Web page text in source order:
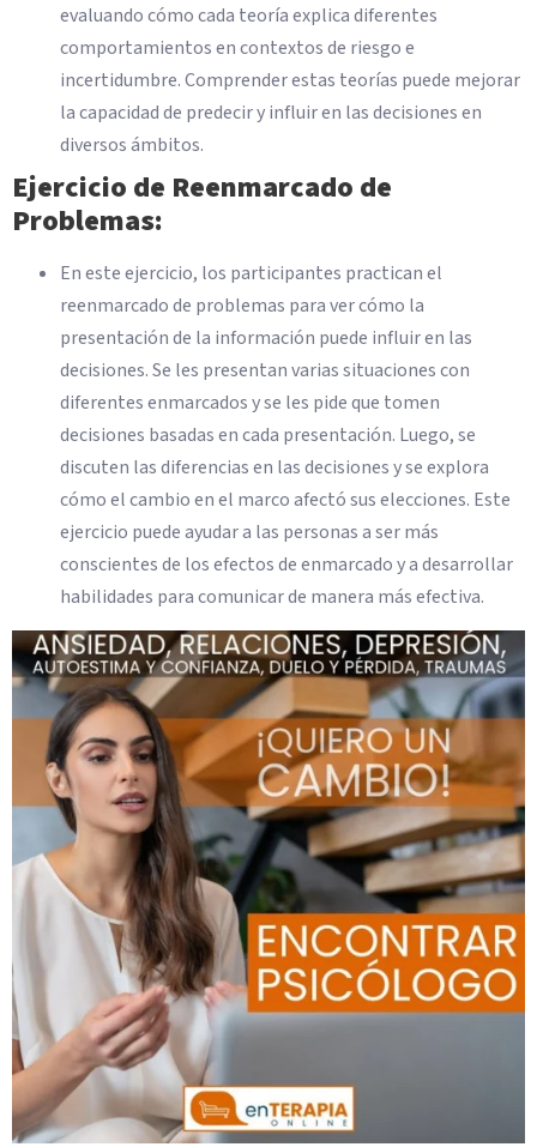
evaluando cómo cada teoría explica diferentes
comportamientos en contextos de riesgo e
incertidumbre. Comprender estas teorías puede mejorar
la capacidad de predecir y influir en las decisiones en
diversos ámbitos.
Ejercicio de Reenmarcado de
Problemas:
En este ejercicio, los participantes practican el
reenmarcado de problemas para ver cómo la
presentación de la información puede influir en las
decisiones. Se les presentan varias situaciones con
diferentes enmarcados y se les pide que tomen
decisiones basadas en cada presentación. Luego, se
discuten las diferencias en las decisiones y se explora
cómo el cambio en el marco afectó sus elecciones. Este
ejercicio puede ayudar a las personas a ser más
conscientes de los efectos de enmarcado y a desarrollar
habilidades para comunicar de manera más efectiva.